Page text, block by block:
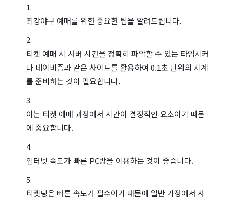
최강야구 예매를 위한 중요한 팁을 알려드립니다.
티켓 예매 시 서버 시간을 정확히 파악할 수 있는 타임시커
나 네이비즘과 같은 사이트를 활용하여 0.1초 단위의 시계
를 준비하는 것이 필요합니다.
이는 티켓 예매 과정에서 시간이 결정적인 요소이기 때문
에 중요합니다.
인터넷 속도가 빠른 PC방을 이용하는 것이 좋습니다.
티켓팅은 빠른 속도가 필수이기 때문에 일반 가정에서 사